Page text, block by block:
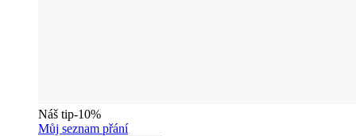
Náš tip-10%
Můj seznam přání